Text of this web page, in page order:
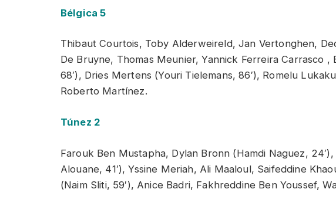
Bélgica 5
Thibaut Courtois, Toby Alderweireld, Jan Vertonghen,
De Bruyne, Thomas Meunier, Yannick Ferreira Carrasco ,
68′), Dries Mertens (Youri Tielemans, 86′), Romelu
Roberto Martínez.
Túnez 2
Farouk Ben Mustapha, Dylan Bronn (Hamdi Naguez,
Alouane, 41′), Yssine Meriah, Ali Maaloul, Saifeddine
(Naim Sliti, 59′), Anice Badri, Fakhreddine Ben Youssef,